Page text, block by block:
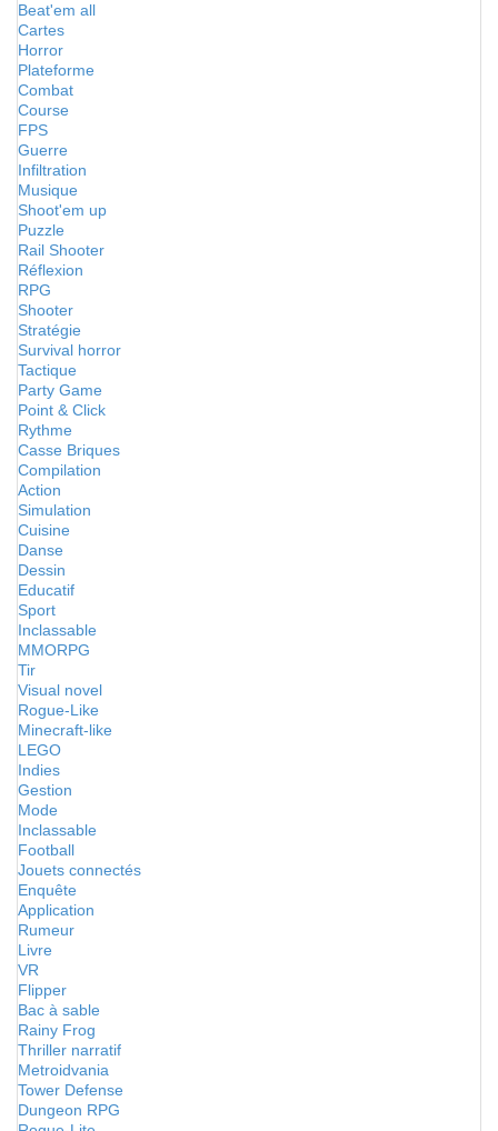
Beat'em all
Cartes
Horror
Plateforme
Combat
Course
FPS
Guerre
Infiltration
Musique
Shoot'em up
Puzzle
Rail Shooter
Réflexion
RPG
Shooter
Stratégie
Survival horror
Tactique
Party Game
Point & Click
Rythme
Casse Briques
Compilation
Action
Simulation
Cuisine
Danse
Dessin
Educatif
Sport
Inclassable
MMORPG
Tir
Visual novel
Rogue-Like
Minecraft-like
LEGO
Indies
Gestion
Mode
Inclassable
Football
Jouets connectés
Enquête
Application
Rumeur
Livre
VR
Flipper
Bac à sable
Rainy Frog
Thriller narratif
Metroidvania
Tower Defense
Dungeon RPG